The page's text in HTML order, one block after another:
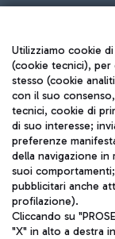
Fast Food
all'aeroporto.
Treno
Raggiungi
tramite i servizi
Seguici sui
Utilizziamo cookie
(cookie tecnici),
stesso (cookie
con il suo
tecnici, cookie di
di suo interesse;
preferenze
della navigazione
suoi
pubblicitari anche
profilazione).
Cliccando su
"X" in alto a destra